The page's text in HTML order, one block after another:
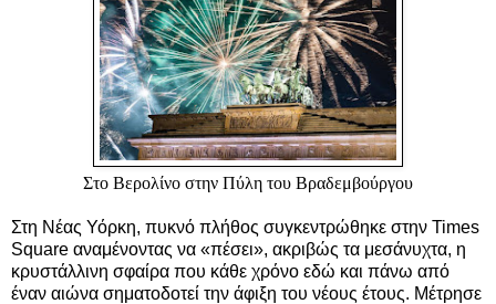
Στο Βερολίνο στην Πύλη του Βραδεμβούργου
Στη Νέας Υόρκη, πυκνό πλήθος συγκεντρώθηκε στην Times
Square αναμένοντας να «πέσει», ακριβώς τα μεσάνυχτα, η
κρυστάλλινη σφαίρα που κάθε χρόνο εδώ και πάνω από
έναν αιώνα σηματοδοτεί την άφιξη του νέους έτους. Μέτρησε